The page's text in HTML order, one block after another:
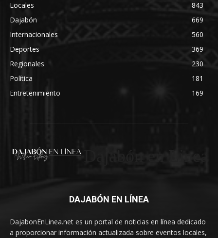
Locales
843
Dajabón
669
Internacionales
560
Deportes
369
Regionales
230
Política
181
Entretenimiento
169
DAJABÓN EN LÍNEA
DajabonEnLinea.net es un portal de noticias en línea dedicado
a proporcionar información actualizada sobre eventos locales,